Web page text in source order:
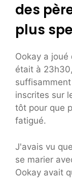
des
plus
Ookay a joué
était à
inscrites sur
tôt pour que
fatigué.
J'avais vu
se marier
Ookay avait